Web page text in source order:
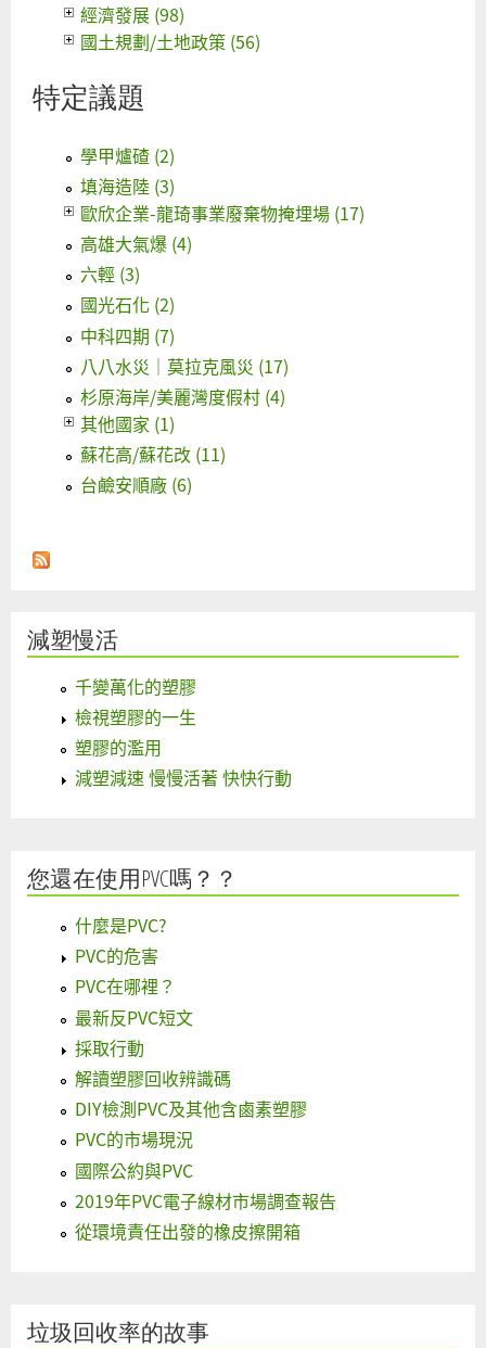
經濟發展 (98)
國土規劃/土地政策 (56)
特定議題
學甲爐碴 (2)
填海造陸 (3)
歐欣企業-龍琦事業廢棄物掩埋場 (17)
高雄大氣爆 (4)
六輕 (3)
國光石化 (2)
中科四期 (7)
八八水災｜莫拉克風災 (17)
杉原海岸/美麗灣度假村 (4)
其他國家 (1)
蘇花高/蘇花改 (11)
台鹼安順廠 (6)
減塑慢活
千變萬化的塑膠
檢視塑膠的一生
塑膠的濫用
減塑減速 慢慢活著 快快行動
您還在使用PVC嗎？？
什麼是PVC?
PVC的危害
PVC在哪裡？
最新反PVC短文
採取行動
解讀塑膠回收辨識碼
DIY檢測PVC及其他含鹵素塑膠
PVC的市場現況
國際公約與PVC
2019年PVC電子線材市場調查報告
從環境責任出發的橡皮擦開箱
垃圾回收率的故事